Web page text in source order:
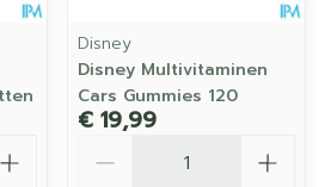
Disney
Disney Multivitaminen
Cars Gummies 120
€ 19,99